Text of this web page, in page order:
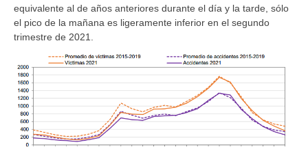
equivalente al de años anteriores durante el día y la tarde, sólo
el pico de la mañana es ligeramente inferior en el segundo
trimestre de 2021.